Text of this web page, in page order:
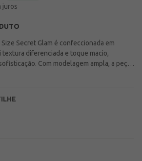
juros
Secret Glam é confeccionada em
diferenciada e toque macio,
Com modelagem ampla, a peça
leveza e movimento ao caminhar. Ideal